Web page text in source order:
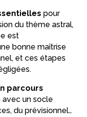
pour
du thème astral,
est
bonne maîtrise
et ces étapes
parcours
avec un socle
du prévisionnel…